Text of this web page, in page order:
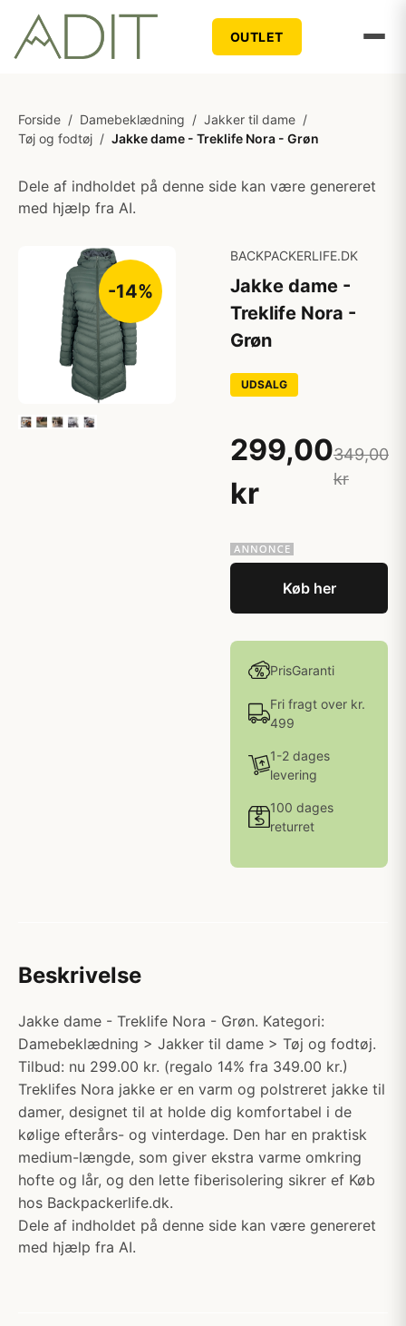
OUTLET
Forside / Damebeklædning / Jakker til dame /
Tøj og fodtøj / Jakke dame - Treklife Nora - Grøn
Dele af indholdet på denne side kan være genereret
med hjælp fra AI.
-14%
BACKPACKERLIFE.DK
Jakke dame -
Treklife Nora -
Grøn
UDSALG
299,00
kr
349,00
kr
Køb her
PrisGaranti
Fri fragt over kr.
499
1-2 dages
levering
100 dages
returret
Beskrivelse
Jakke dame - Treklife Nora - Grøn. Kategori:
Damebeklædning > Jakker til dame > Tøj og fodtøj.
Tilbud: nu 299.00 kr. (regalo 14% fra 349.00 kr.)
Treklifes Nora jakke er en varm og polstreret jakke til
damer, designet til at holde dig komfortabel i de
kølige efterårs- og vinterdage. Den har en praktisk
medium-længde, som giver ekstra varme omkring
hofte og lår, og den lette fiberisolering sikrer ef Køb
hos Backpackerlife.dk.
Dele af indholdet på denne side kan være genereret
med hjælp fra AI.